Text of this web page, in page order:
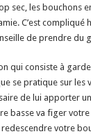
sec, les bouchons
C’est
de prendre du
qui consiste à
se pratique sur les
de lui apporter
basse va figer
votre